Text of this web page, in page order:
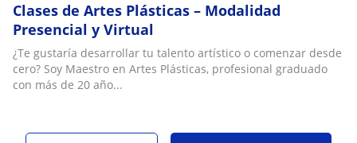
Clases de Artes Plásticas – Modalidad
Presencial y Virtual
¿Te gustaría desarrollar tu talento artístico o comenzar desde
cero? Soy Maestro en Artes Plásticas, profesional graduado
con más de 20 año...